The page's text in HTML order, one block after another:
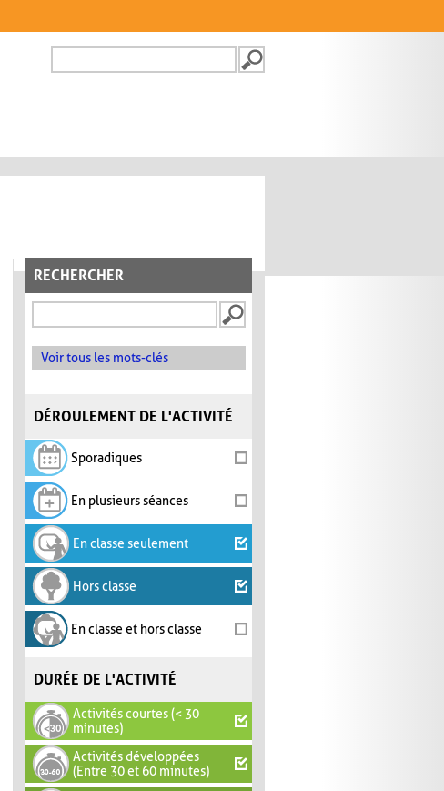
FORMULAIRE DE
RECHERCHER
Voir tous les mots-clés
DÉROULEMENT DE L'ACTIVITÉ
Sporadiques
En plusieurs séances
En classe seulement
Hors classe
En classe et hors classe
DURÉE DE L'ACTIVITÉ
Activités courtes (< 30
minutes)
Activités développées
(Entre 30 et 60 minutes)